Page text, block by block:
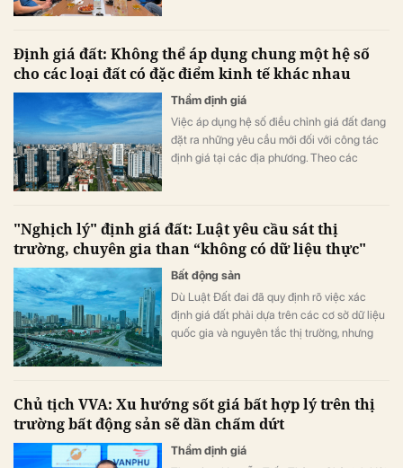
Định giá đất: Không thể áp dụng chung một hệ số
cho các loại đất có đặc điểm kinh tế khác nhau
Thẩm định giá
Việc áp dụng hệ số điều chỉnh giá đất đang
đặt ra những yêu cầu mới đối với công tác
định giá tại các địa phương. Theo các
áp dụng chung một hệ số cho nhiều loại đất
có thể phát sinh những bất cập trong thực
"Nghịch lý" định giá đất: Luật yêu cầu sát thị
trường, chuyên gia than “không có dữ liệu thực"
Bất động sản
Dù Luật Đất đai đã quy định rõ việc xác
định giá đất phải dựa trên các cơ sở dữ liệu
quốc gia và nguyên tắc thị trường, nhưng
địa phương lẫn đơn vị tư vấn rơi vào thế "bế
tắc".
Chủ tịch VVA: Xu hướng sốt giá bất hợp lý trên thị
trường bất động sản sẽ dần chấm dứt
Thẩm định giá